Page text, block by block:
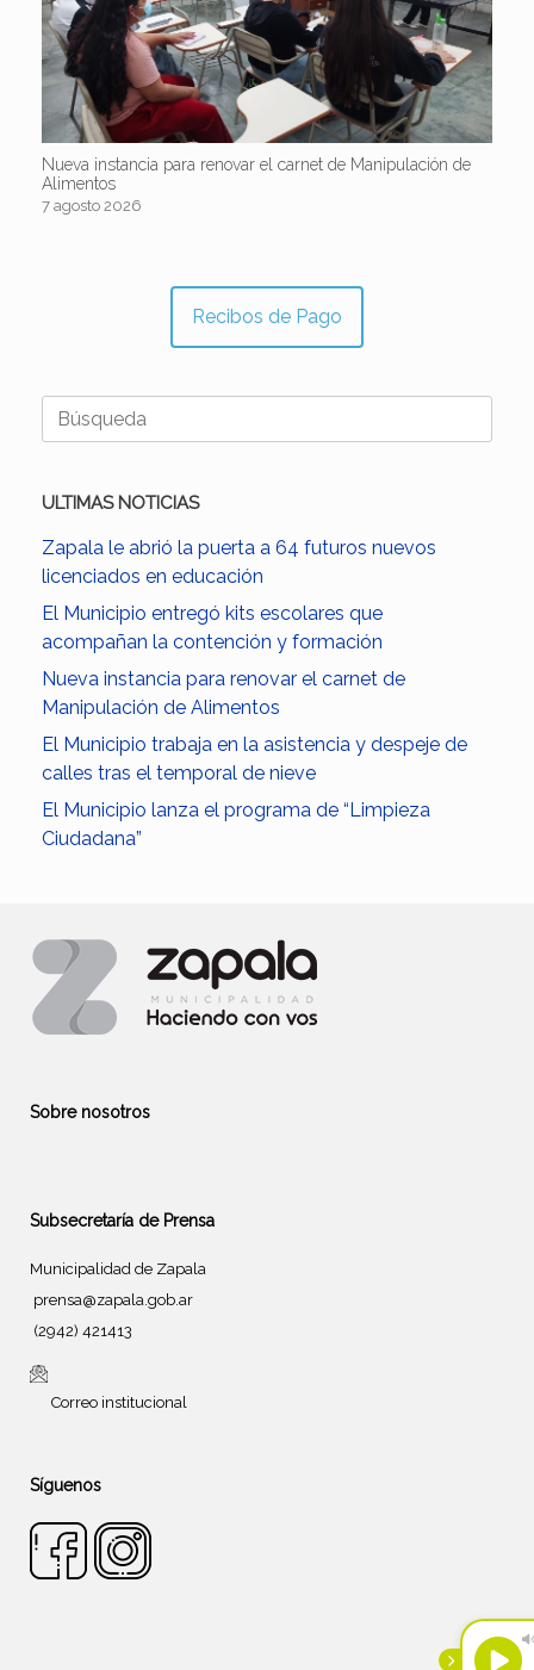
Nueva instancia para renovar el carnet de Manipulación de
Alimentos
7 agosto 2026
Recibos de Pago
Buscar:
ULTIMAS NOTICIAS
Zapala le abrió la puerta a 64 futuros nuevos
licenciados en educación
El Municipio entregó kits escolares que
acompañan la contención y formación
Nueva instancia para renovar el carnet de
Manipulación de Alimentos
El Municipio trabaja en la asistencia y despeje de
calles tras el temporal de nieve
El Municipio lanza el programa de “Limpieza
Ciudadana”
Sobre nosotros
Subsecretaría de Prensa
Municipalidad de Zapala
prensa@zapala.gob.ar
(2942) 421413
Correo institucional
Síguenos